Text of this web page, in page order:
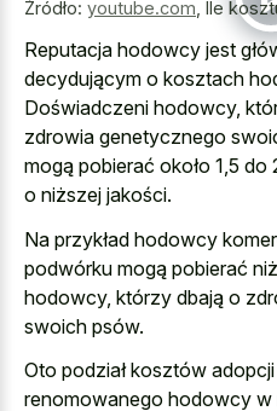
Źródło: youtube.com Ile
Reputacja hodowcy jest
decydującym o kosztach
Doświadczeni hodowcy,
zdrowia genetycznego
mogą pobierać około 1,5
o niższej jakości.
Na przykład hodowcy
podwórku mogą pobierać
hodowcy, którzy dbają o
swoich psów.
Oto podział kosztów
renomowanego hodowcy